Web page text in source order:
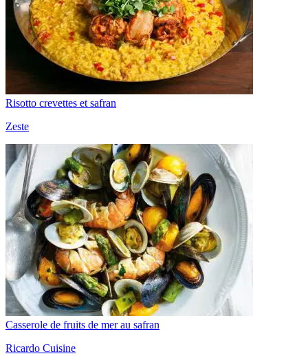
Risotto crevettes et safran
Zeste
Casserole de fruits de mer au safran
Ricardo Cuisine